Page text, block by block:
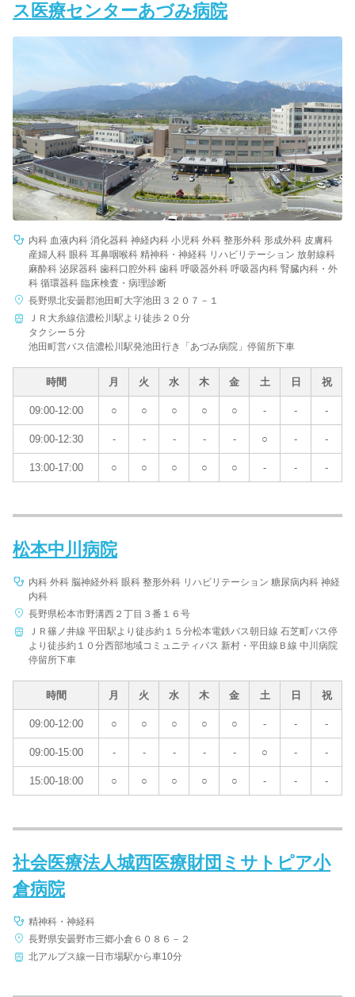
ス医療センターあづみ病院
内科 血液内科 消化器科 神経内科 小児科 外科 整形外科 形成外科 皮膚科
産婦人科 眼科 耳鼻咽喉科 精神科・神経科 リハビリテーション 放射線科
麻酔科 泌尿器科 歯科口腔外科 歯科 呼吸器外科 呼吸器内科 腎臓内科・外
科 循環器科 臨床検査・病理診断
長野県北安曇郡池田町大字池田３２０７－１
ＪＲ大糸線信濃松川駅より徒歩２０分
タクシー５分
池田町営バス信濃松川駅発池田行き「あづみ病院」停留所下車
時間 月 火 水 木 金 土 日 祝
09:00-12:00 ○ ○ ○ ○ ○ - - -
09:00-12:30 - - - - - ○ - -
13:00-17:00 ○ ○ ○ ○ ○ - - -
松本中川病院
内科 外科 脳神経外科 眼科 整形外科 リハビリテーション 糖尿病内科 神経
内科
長野県松本市野溝西２丁目３番１６号
ＪＲ篠ノ井線 平田駅より徒歩約１５分松本電鉄バス朝日線 石芝町バス停
より徒歩約１０分西部地域コミュニティバス 新村・平田線Ｂ線 中川病院
停留所下車
時間 月 火 水 木 金 土 日 祝
09:00-12:00 ○ ○ ○ ○ ○ - - -
09:00-15:00 - - - - - ○ - -
15:00-18:00 ○ ○ ○ ○ ○ - - -
社会医療法人城西医療財団ミサトピア小
倉病院
精神科・神経科
長野県安曇野市三郷小倉６０８６－２
北アルプス線一日市場駅から車10分